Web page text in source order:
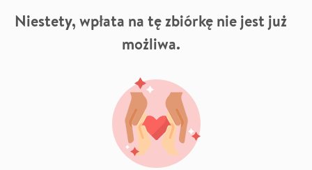
Niestety, wpłata na tę zbiórkę nie jest już
możliwa.